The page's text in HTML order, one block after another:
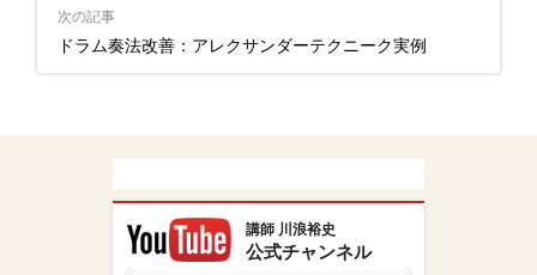
次の記事
ドラム奏法改善：アレクサンダーテクニーク実例
講師 川浪裕史
公式チャンネル